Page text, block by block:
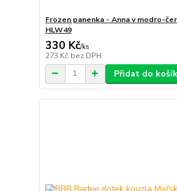
Frozen panenka - Anna v modro-
HLW49
330 Kč/ks
273 Kč bez DPH
Přidat do